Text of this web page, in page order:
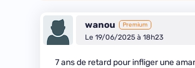
wanou Premium
Le 19/06/2025 à 18h23
7 ans de retard pour infliger une